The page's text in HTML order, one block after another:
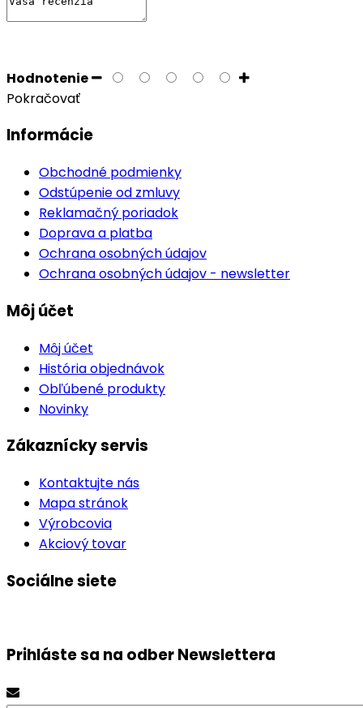
Hodnotenie
Pokračovať
Informácie
Obchodné podmienky
Odstúpenie od zmluvy
Reklamačný poriadok
Doprava a platba
Ochrana osobných údajov
Ochrana osobných údajov - newsletter
Môj účet
Môj účet
História objednávok
Obľúbené produkty
Novinky
Zákaznícky servis
Kontaktujte nás
Mapa stránok
Výrobcovia
Akciový tovar
Sociálne siete
Prihláste sa na odberNewslettera